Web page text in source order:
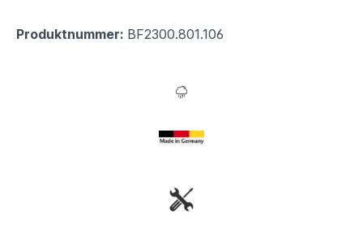
Produktnummer: BF2300.801.106